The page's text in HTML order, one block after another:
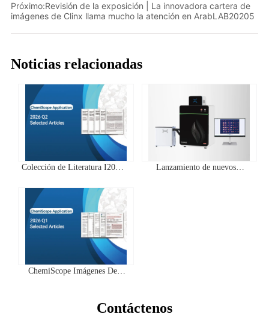
Próximo:Revisión de la exposición | La innovadora cartera de
imágenes de Clinx llama mucho la atención en ArabLAB20205
Noticias relacionadas
Colección de Literatura I2026
Clinx ChemiScope
Lanzamiento de nuevos
ChemiScope Imágenes De
Trimestre 1 2026 Resumen DeContáctenos